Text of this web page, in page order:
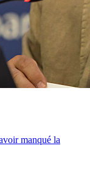
manqué la